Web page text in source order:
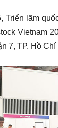
Triển lãm
Vietnam
7, TP. Hồ Chí